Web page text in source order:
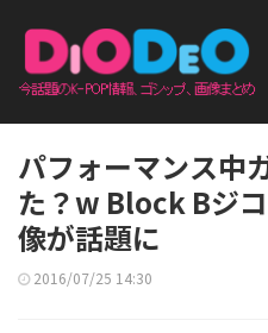
パフォーマンス中
た？w Block Bジ
像が話題に
2016/07/25 14:30